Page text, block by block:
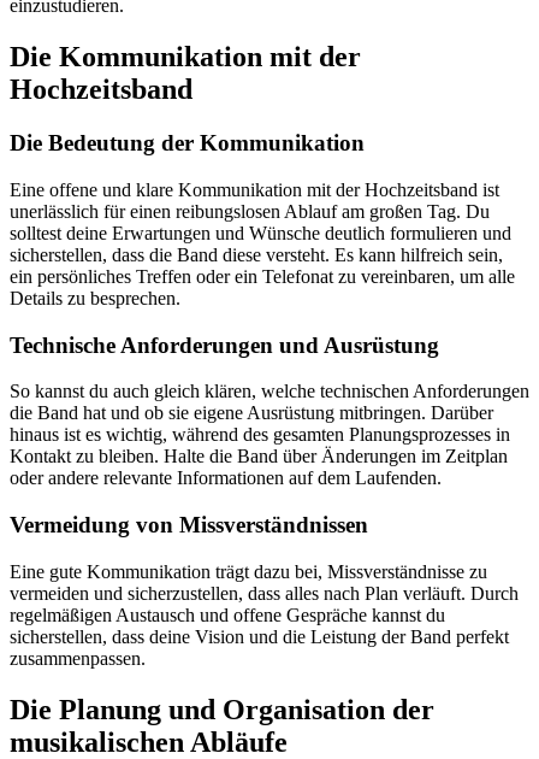
einzustudieren.
Die Kommunikation mit der
Hochzeitsband
Die Bedeutung der Kommunikation
Eine offene und klare Kommunikation mit der Hochzeitsband ist
unerlässlich für einen reibungslosen Ablauf am großen Tag. Du
solltest deine Erwartungen und Wünsche deutlich formulieren und
sicherstellen, dass die Band diese versteht. Es kann hilfreich sein,
ein persönliches Treffen oder ein Telefonat zu vereinbaren, um alle
Details zu besprechen.
Technische Anforderungen und Ausrüstung
So kannst du auch gleich klären, welche technischen Anforderungen
die Band hat und ob sie eigene Ausrüstung mitbringen. Darüber
hinaus ist es wichtig, während des gesamten Planungsprozesses in
Kontakt zu bleiben. Halte die Band über Änderungen im Zeitplan
oder andere relevante Informationen auf dem Laufenden.
Vermeidung von Missverständnissen
Eine gute Kommunikation trägt dazu bei, Missverständnisse zu
vermeiden und sicherzustellen, dass alles nach Plan verläuft. Durch
regelmäßigen Austausch und offene Gespräche kannst du
sicherstellen, dass deine Vision und die Leistung der Band perfekt
zusammenpassen.
Die Planung und Organisation der
musikalischen Abläufe